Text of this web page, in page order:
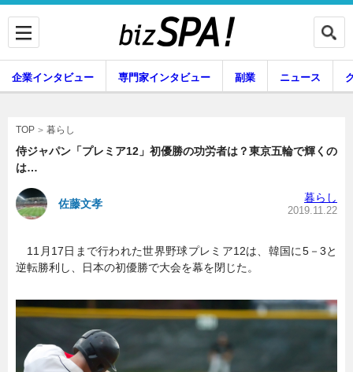
専門家インタビュー
副業 ニュース
グルメ スキル
企業インタビュー 専門家インタビュー 副業 ニュース
TOP 暮らし
侍ジャパン「プレミア12」初優勝の功労者は？東京五輪で輝くの
は…
佐藤文孝 暮らし
2019.11.22
11月17日まで行われた世界野球プレミア12は、韓国に5－3と
逆転勝利し、日本の初優勝で大会を幕を閉じた。